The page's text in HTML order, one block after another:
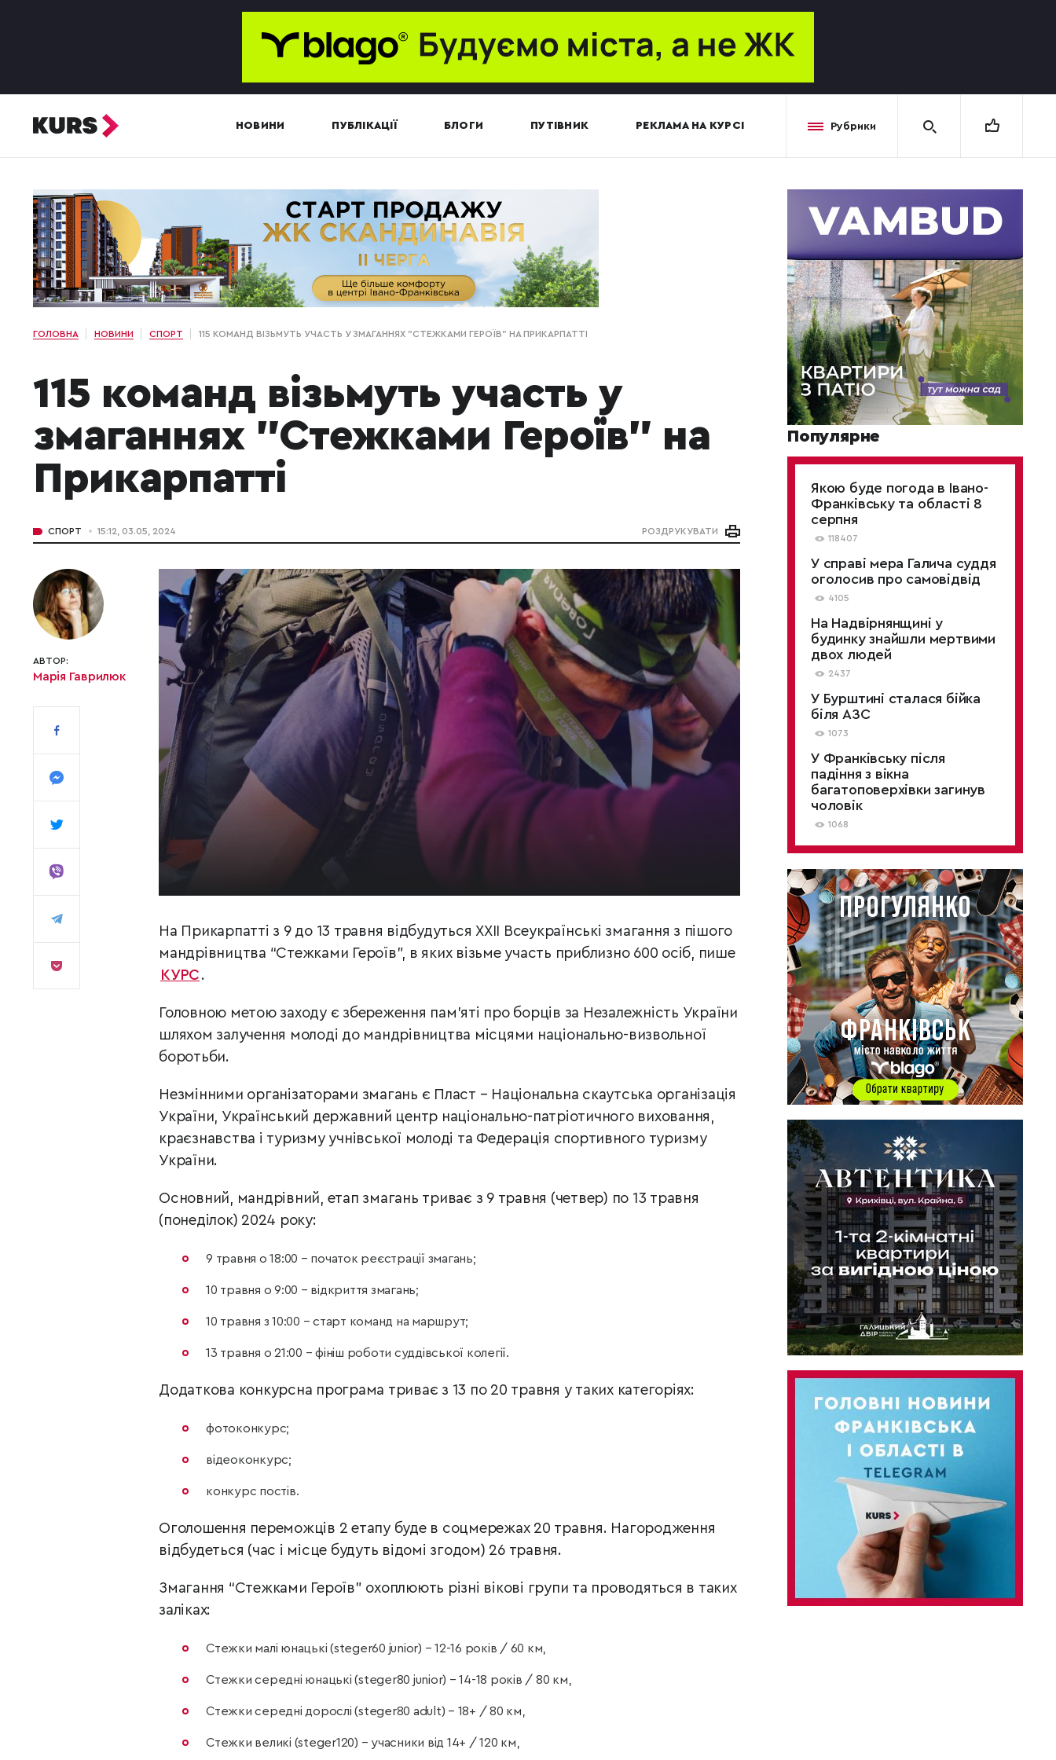
НОВИНИ ПУБЛІКАЦІЇ БЛОГИ ПУТІВНИК РЕКЛАМА НА КУРСІ Рубрики
ГОЛОВНА НОВИНИ СПОРТ 115 КОМАНД ВІЗЬМУТЬ УЧАСТЬ У ЗМАГАННЯХ "СТЕЖКАМИ ГЕРОЇВ" НА ПРИКАРПАТТІ
115 команд візьмуть участь у
змаганнях "Стежками Героїв" на
Прикарпатті
СПОРТ 15:12, 03.05, 2024 РОЗДРУКУВАТИ
АВТОР:
Марія Гаврилюк
На Прикарпатті з 9 до 13 травня відбудуться ХXІІ Всеукраїнські змагання з пішого
мандрівництва “Стежками Героїв”, в яких візьме участь приблизно 600 осіб, пише
КУРС .
Головною метою заходу є збереження пам’яті про борців за Незалежність України
шляхом залучення молоді до мандрівництва місцями національно-визвольної
боротьби.
Незмінними організаторами змагань є Пласт – Національна скаутська організація
України, Український державний центр національно-патріотичного виховання,
краєзнавства і туризму учнівської молоді та Федерація спортивного туризму
України.
Основний, мандрівний, етап змагань триває з 9 травня (четвер) по 13 травня
(понеділок) 2024 року:
9 травня о 18:00 – початок реєстрації змагань;
10 травня о 9:00 – відкриття змагань;
10 травня з 10:00 – старт команд на маршрут;
13 травня о 21:00 – фініш роботи суддівської колегії.
Додаткова конкурсна програма триває з 13 по 20 травня у таких категоріях:
фотоконкурс;
відеоконкурс;
конкурс постів.
Оголошення переможців 2 етапу буде в соцмережах 20 травня. Нагородження
відбудеться (час і місце будуть відомі згодом) 26 травня.
Змагання “Стежками Героїв” охоплюють різні вікові групи та проводяться в таких
заліках:
Стежки малі юнацькі (steger60 junior) – 12-16 років / 60 км,
Стежки середні юнацькі (steger80 junior) – 14-18 років / 80 км,
Стежки середні дорослі (steger80 adult) – 18+ / 80 км,
Стежки великі (steger120) – учасники від 14+ / 120 км,
Популярне
Якою буде погода в Івано-
Франківську та області 8
серпня
118407
У справі мера Галича суддя
оголосив про самовідвід
4105
На Надвірнянщині у
будинку знайшли мертвими
двох людей
2437
У Бурштині сталася бійка
біля АЗС
1073
У Франківську після
падіння з вікна
багатоповерхівки загинув
чоловік
1068